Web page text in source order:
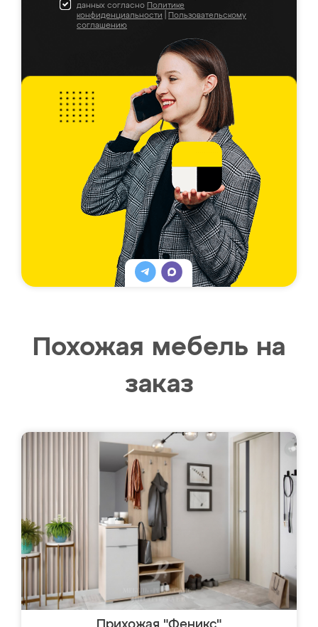
данных согласно Политике
конфиденциальности
Пользовательскому
соглашению
Похожая мебель на
заказ